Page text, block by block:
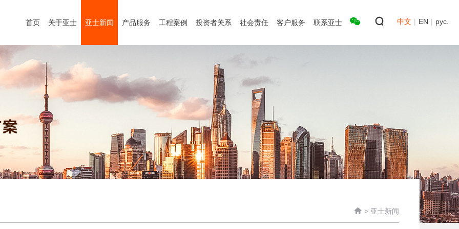
首页 关于亚士 亚士新闻 产品服务 工程案例 投资者关系 社会责任 客户服务 联系亚士 中文 | EN | рус.
 > 亚士新闻